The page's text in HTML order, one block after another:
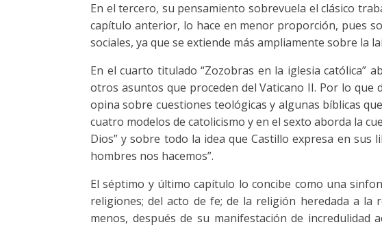
En el tercero, su pensamiento sobrevuela el clásico
capítulo anterior, lo hace en menor proporción, pues
sociales, ya que se extiende más ampliamente sobre la
En el cuarto titulado “Zozobras en la iglesia católica”
otros asuntos que proceden del Vaticano II. Por lo
opina sobre cuestiones teológicas y algunas bíblicas
cuatro modelos de catolicismo y en el sexto aborda la
Dios” y sobre todo la idea que Castillo expresa en
hombres nos hacemos”.
El séptimo y último capítulo lo concibe como una
religiones; del acto de fe; de la religión heredada a
menos, después de su manifestación de incredulidad